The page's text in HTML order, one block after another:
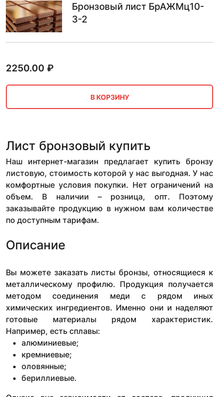
Бронзовый лист БрАЖМц10-
3-2
2250.00 ₽
В КОРЗИНУ
Лист бронзовый купить
Наш интернет-магазин предлагает купить бронзу
листовую, стоимость которой у нас выгодная. У нас
комфортные условия покупки. Нет ограничений на
объем. В наличии – розница, опт. Поэтому
заказывайте продукцию в нужном вам количестве
по доступным тарифам.
Описание
Вы можете заказать листы бронзы, относящиеся к
металлическому профилю. Продукция получается
методом соединения меди с рядом иных
химических ингредиентов. Именно они и наделяют
готовые материалы рядом характеристик.
Например, есть сплавы:
алюминиевые;
кремниевые;
оловянные;
бериллиевые.